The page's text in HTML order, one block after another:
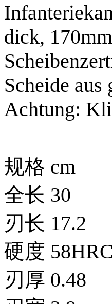
dick,
Scheide
Achtung:
规格 cm
全长 30
刃长 17.2
硬度 58HRC
刃厚 0.48